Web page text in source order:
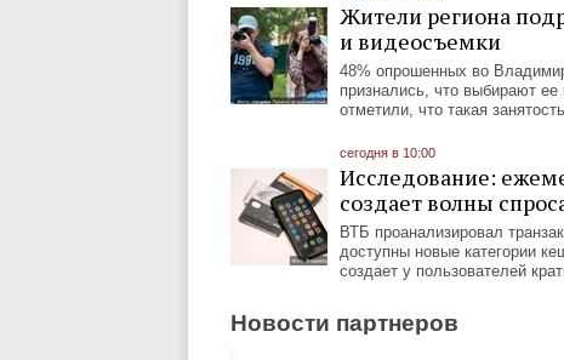
Жители региона
и видеосъемки
48% опрошенных во
признались, что выбирают
отметили, что такая
сегодня в 10:00
Исследование:
создает волны
ВТБ проанализировал
доступны новые категории
создает у пользователей
Новости партнеров